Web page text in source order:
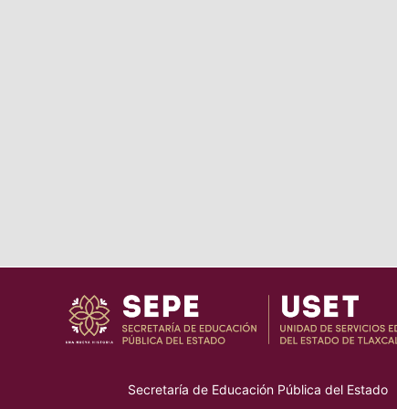
Secretaría de Educación Pública del Estado